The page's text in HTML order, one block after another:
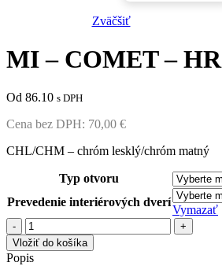
Zväčšiť
MI – COMET – HR
Od 86.10 s DPH
Cena bez DPH: 70,00 €
CHL/CHM – chróm lesklý/chróm matný
Typ otvoru
Prevedenie interiérových dverí
Vymazať
množstvo
MI
-
Vložiť do košíka
Popis